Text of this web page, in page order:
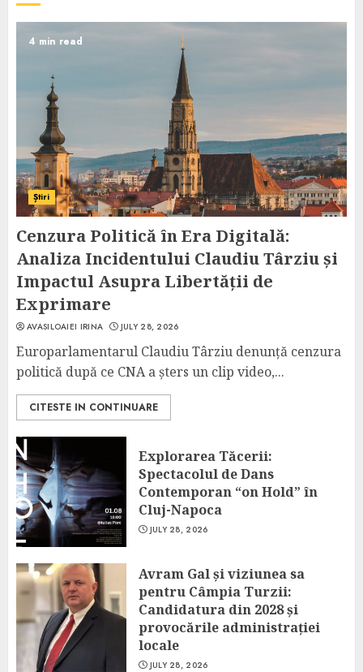
4 min read
Știri
Cenzura Politică în Era Digitală:
Analiza Incidentului Claudiu Târziu și
Impactul Asupra Libertății de
Exprimare
AVASILOAIEI IRINA JULY 28, 2026
Europarlamentarul Claudiu Târziu denunță cenzura
politică după ce CNA a șters un clip video,...
CITESTE IN CONTINUARE
Explorarea Tăcerii:
Spectacolul de Dans
Contemporan “on Hold” în
Cluj-Napoca
JULY 28, 2026
Avram Gal și viziunea sa
pentru Câmpia Turzii:
Candidatura din 2028 și
provocările administrației
locale
JULY 28, 2026